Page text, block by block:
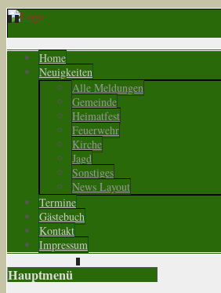
Home
Neuigkeiten
Alle Meldungen
Gemeinde
Heimatfest
Feuerwehr
Kirche
Jagd
Sonstiges
News Layout
Termine
Gästebuch
Kontakt
Impressum
Hauptmenü